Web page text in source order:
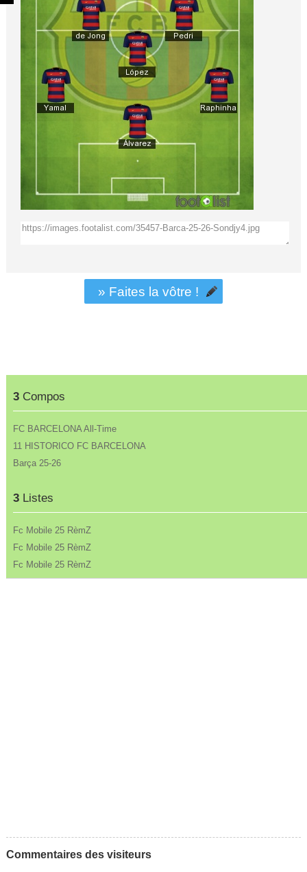
3Compos
FC BARCELONA All-Time
11 HISTORICO FC BARCELONA
Barça 25-26
3Listes
Fc Mobile 25 RèmZ
Fc Mobile 25 RèmZ
Fc Mobile 25 RèmZ
» Faites la vôtre !
Commentaires des visiteurs